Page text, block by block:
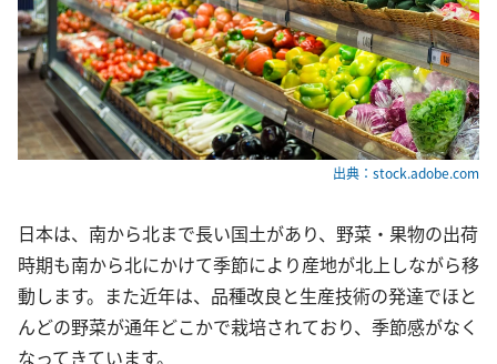
出典：stock.adobe.com
日本は、南から北まで長い国土があり、野菜・果物の出荷
時期も南から北にかけて季節により産地が北上しながら移
動します。また近年は、品種改良と生産技術の発達でほと
んどの野菜が通年どこかで栽培されており、季節感がなく
なってきています。